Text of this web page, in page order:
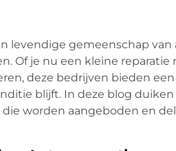
levendige gemeenschap
Of je nu een kleine
deze bedrijven bieden
blijft. In deze blog duiken
worden aangeboden en